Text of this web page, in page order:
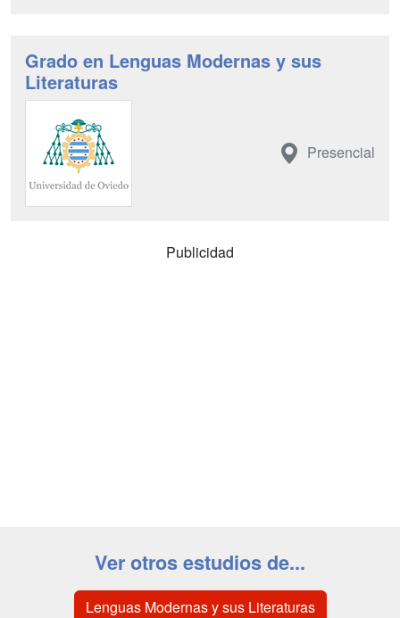
Grado en Lenguas Modernas y sus
Literaturas
Presencial
Publicidad
Ver otros estudios de...
Lenguas Modernas y sus Literaturas